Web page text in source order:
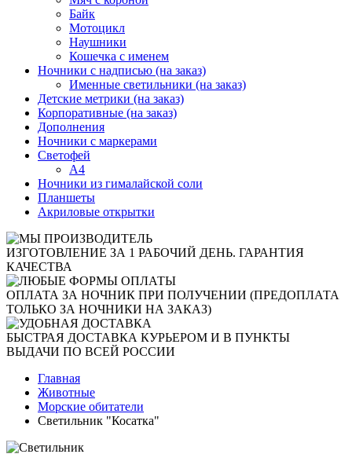
Байк
Мотоцикл
Наушники
Кошечка с именем
Ночники с надписью (на заказ)
Именные светильники (на заказ)
Детские метрики (на заказ)
Корпоративные (на заказ)
Дополнения
Ночники с маркерами
Светофей
А4
Ночники из гималайской соли
Планшеты
Акриловые открытки
ИЗГОТОВЛЕНИЕ ЗА 1 РАБОЧИЙ ДЕНЬ. ГАРАНТИЯ
КАЧЕСТВА
ОПЛАТА ЗА НОЧНИК ПРИ ПОЛУЧЕНИИ (ПРЕДОПЛАТА
ТОЛЬКО ЗА НОЧНИКИ НА ЗАКАЗ)
БЫСТРАЯ ДОСТАВКА КУРЬЕРОМ И В ПУНКТЫ
ВЫДАЧИ ПО ВСЕЙ РОССИИ
Главная
Животные
Морские обитатели
Светильник "Косатка"